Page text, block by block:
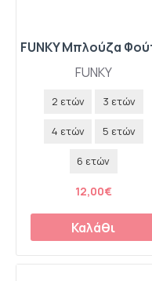
FUNKY
2 ετών 3 ετών
4 ετών 5 ετών
6 ετών
12,00€
Καλάθι